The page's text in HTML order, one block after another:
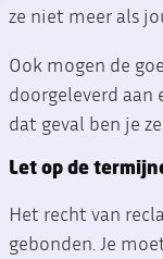
ze niet meer als
Ook mogen de
doorgeleverd aan
dat geval ben je
Let op de
Het recht van
gebonden. Je